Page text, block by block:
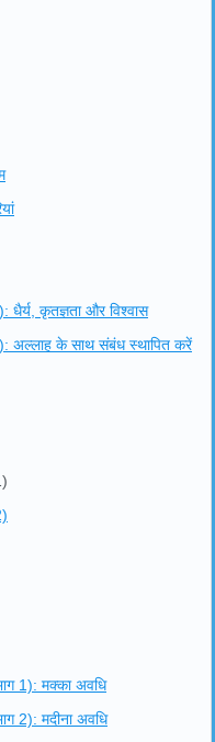
कृतज्ञता और विश्वास
अल्लाह के साथ संबंध स्थापित करें
1): मक्का अवधि
2): मदीना अवधि